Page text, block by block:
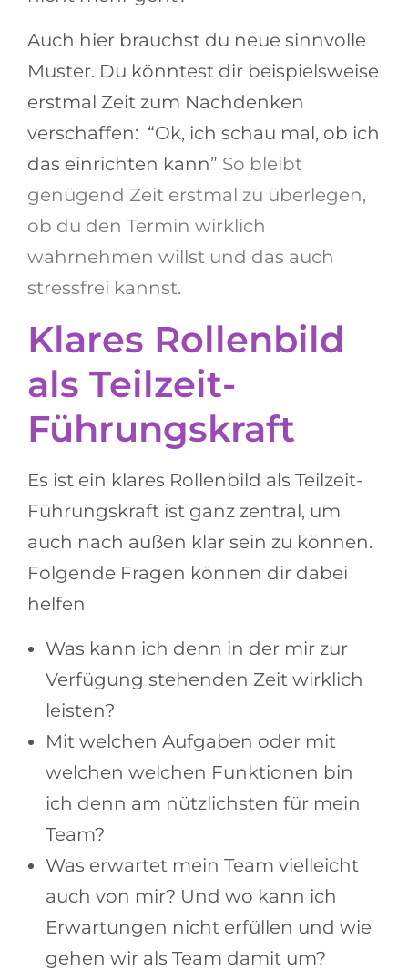
Auch hier brauchst du neue sinnvolle
Muster. Du könntest dir beispielsweise
erstmal Zeit zum Nachdenken
verschaffen: “Ok, ich schau mal, ob ich
das einrichten kann” So bleibt
genügend Zeit erstmal zu überlegen,
ob du den Termin wirklich
wahrnehmen willst und das auch
stressfrei kannst.
Klares Rollenbild
als Teilzeit-
Führungskraft
Es ist ein klares Rollenbild als Teilzeit-
Führungskraft ist ganz zentral, um
auch nach außen klar sein zu können.
Folgende Fragen können dir dabei
helfen
Was kann ich denn in der mir zur
Verfügung stehenden Zeit wirklich
leisten?
Mit welchen Aufgaben oder mit
welchen welchen Funktionen bin
ich denn am nützlichsten für mein
Team?
Was erwartet mein Team vielleicht
auch von mir? Und wo kann ich
Erwartungen nicht erfüllen und wie
gehen wir als Team damit um?